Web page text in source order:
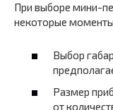
При выборе мини-
некоторые
Выбор
Размер
от